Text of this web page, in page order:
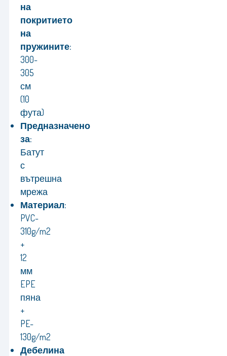
на
покритието
на
пружините:
300-
305
см
(10
фута)
Предназначено
за:
Батут
с
вътрешна
мрежа
Материал:
PVC-
310g/m2
+
12
мм
EPE
пяна
+
PE-
130g/m2
Дебелина